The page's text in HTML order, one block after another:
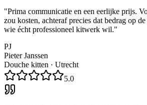
"Prima communicatie en een eerlijke prijs.
zou kosten, achteraf precies dat bedrag op
wie écht professioneel kitwerk wil."
PJ
Pieter Janssen
Douche kitten · Utrecht
5.0